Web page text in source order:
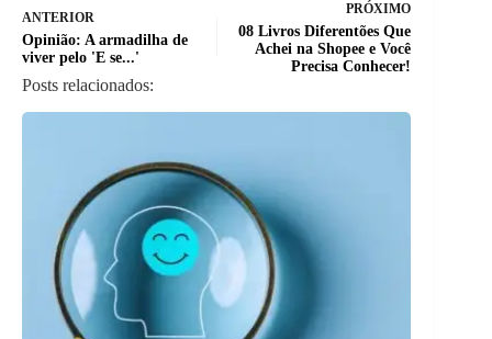
ANTERIOR
Opinião: A armadilha de
viver pelo 'E se...'
PRÓXIMO
08 Livros Diferentões Que
Achei na Shopee e Você
Precisa Conhecer!
Posts relacionados: